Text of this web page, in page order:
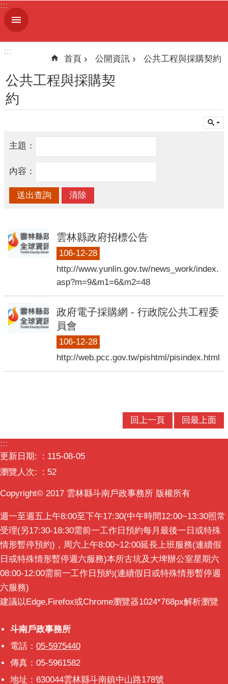
跳到主要內容區塊
進
階
機
介
民
服
務
口
統
息
訊
民
意
交
流
相
關
連
結
:::
:::
首頁 公開資訊 公共工程與採購契約
公共工程與採購契
約
主題：
內容：
雲林縣政府招標公告
106-12-28
http://www.yunlin.gov.tw/news_work/index.
asp?m=9&m1=6&m2=48
政府電子採購網 - 行政院公共工程委
員會
106-12-28
http://web.pcc.gov.tw/pishtml/pisindex.html
回上一頁 回最上面
:::
更新日期:
115-08-05
瀏覽人次:
52
Copyright© 2017 雲林縣斗南戶政事務所 版權所有
週一至週五上午8:00至下午17:30(中午時間12:00~13:30照常
受理(另17:30-18:30需前一工作日預約每月最後一日或特殊
情形暫停預約)，周六上午8:00~12:00延長上班服務(連續假
日或特殊情形暫停週六服務)本所古坑及大埤辦公室星期六
08:00-12:00需前一工作日預約(連續假日或特殊情形暫停週
六服務)
建議以Edge,Firefox或Chrome瀏覽器1024*768px解析瀏覽
斗南戶政事務所
斗南戶政事務所
電話： 05-5975440
傳真：05-5961582
地址：630044雲林縣斗南鎮中山路178號